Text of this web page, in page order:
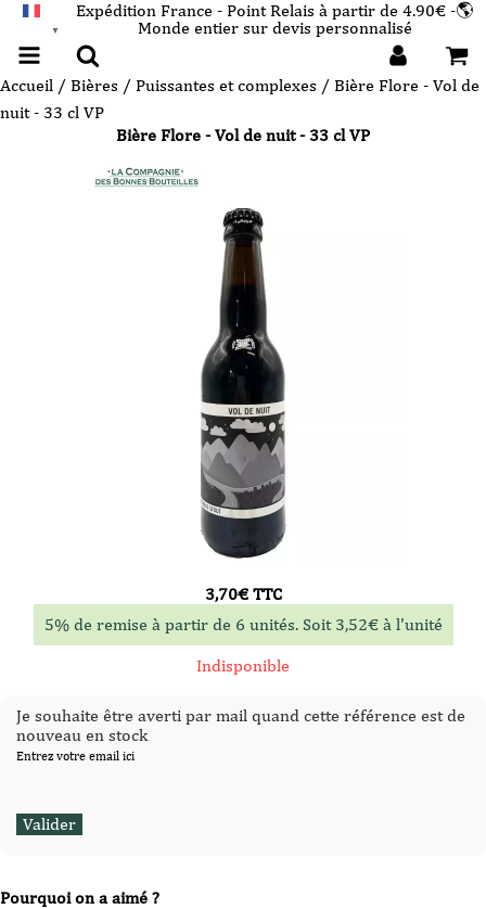
▼
Expédition France - Point Relais à partir de 4.90€ -🌎
Monde entier sur devis personnalisé
Accueil / Bières / Puissantes et complexes / Bière Flore - Vol de
nuit - 33 cl VP
Bière Flore - Vol de nuit - 33 cl VP
Pourquoi on a aimé ?
3,70€TTC
5% de remise à partir de 6 unités. Soit 3,52€à l'unité
Indisponible
Je souhaite être averti par mail quand cette référence est de
nouveau en stock
Entrez votre email ici